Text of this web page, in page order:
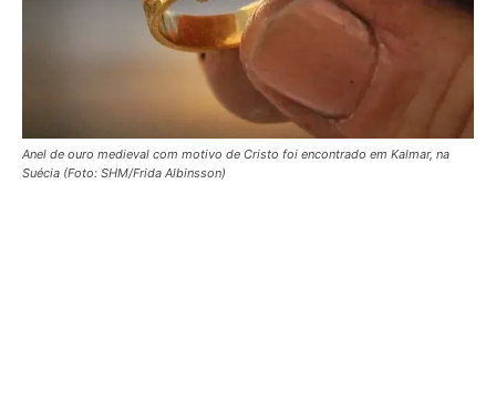
Anel de ouro medieval com motivo de Cristo foi encontrado em Kalmar, na
Suécia (Foto: SHM/Frida Albinsson)